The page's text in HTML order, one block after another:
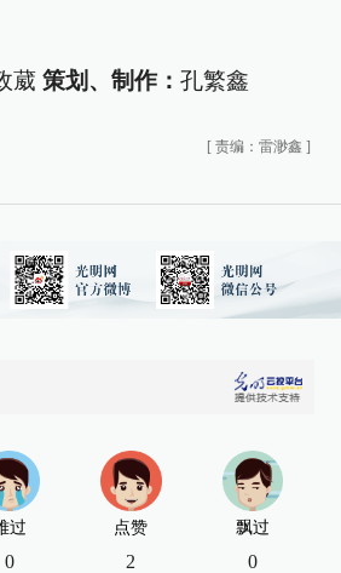
葳 策划、制作： 孔繁鑫
[ 责编：雷渺鑫 ]
过
0
点赞
2
飘过
0